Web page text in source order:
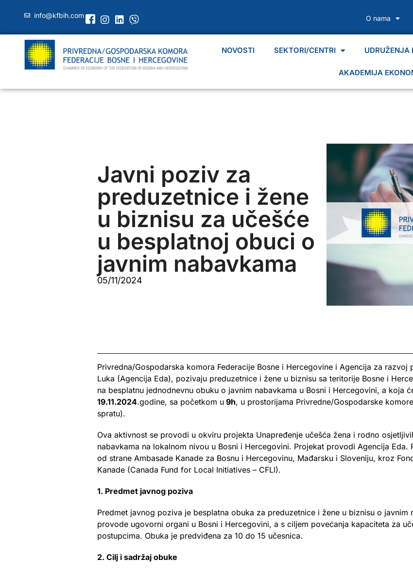
info@kfbih.com O nama
NOVOSTI SEKTORI/CENTRI UDRUŽENJA
AKADEMIJA
Javni poziv za
preduzetnice i žene
u biznisu za učešće
u besplatnoj obuci o
javnim nabavkama
05/11/2024
Privredna/Gospodarska komora Federacije Bosne i Hercegovine i Agencija za razvoj
Luka (Agencija Eda), pozivaju preduzetnice i žene u biznisu sa teritorije Bosne i
na besplatnu jednodnevnu obuku o javnim nabavkama u Bosni i Hercegovini, a koja
19.11.2024.godine, sa početkom u 9h, u prostorijama Privredne/Gospodarske
spratu).
Ova aktivnost se provodi u okviru projekta Unapređenje učešća žena i rodno
nabavkama na lokalnom nivou u Bosni i Hercegovini. Projekat provodi Agencija Eda.
od strane Ambasade Kanade za Bosnu i Hercegovinu, Mađarsku i Sloveniju, kroz
Kanade (Canada Fund for Local Initiatives – CFLI).
1. Predmet javnog poziva
Predmet javnog poziva je besplatna obuka za preduzetnice i žene u biznisu o javnim
provode ugovorni organi u Bosni i Hercegovini, a s ciljem povećanja kapaciteta za
postupcima. Obuka je predviđena za 10 do 15 učesnica.
2. Cilj i sadržaj obuke